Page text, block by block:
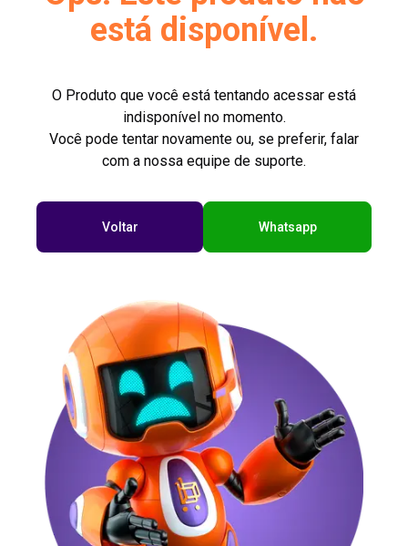
está disponível.
O Produto que você está tentando acessar está
indisponível no momento.
Você pode tentar novamente ou, se preferir, falar
com a nossa equipe de suporte.
Voltar Whatsapp